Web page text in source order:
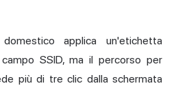
applica un'etichetta
SSID, ma il percorso per
più di tre clic dalla schermata